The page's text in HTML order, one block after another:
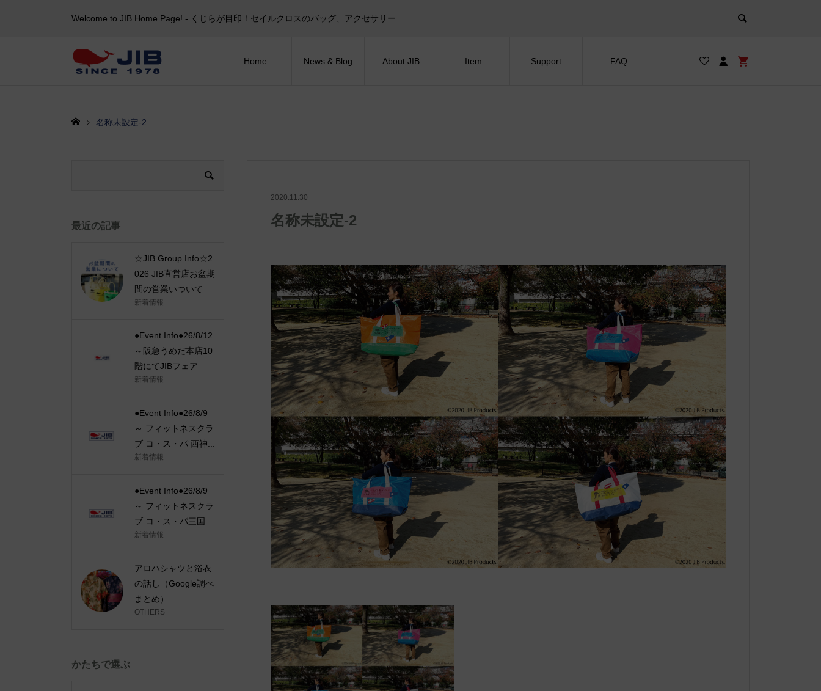
Welcome to JIB Home Page! ‐ くじらが目印！セイルクロスのバッグ、アクセサリー
Home News & Blog About JIB Item Support FAQ
名称未設定-2
2020.11.30
名称未設定-2
最近の記事
☆JIB Group Info☆2
026 JIB直営店お盆期
間の営業いついて
新着情報
●Event Info●26/8/12
～阪急うめだ本店10
階にてJIBフェア
新着情報
●Event Info●26/8/9
～ フィットネスクラ
ブ コ・ス・パ 西神...
新着情報
●Event Info●26/8/9
～ フィットネスクラ
ブ コ・ス・パ三国...
新着情報
アロハシャツと浴衣
の話し（Google調べ
まとめ）
OTHERS
かたちで選ぶ